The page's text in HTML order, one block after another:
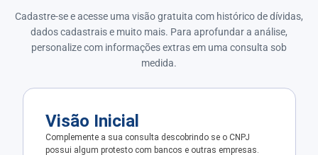
Cadastre-se e acesse uma visão gratuita com histórico de dívidas,
dados cadastrais e muito mais. Para aprofundar a análise,
personalize com informações extras em uma consulta sob
medida.
Visão Inicial
Complemente a sua consulta descobrindo se o CNPJ
possui algum protesto com bancos e outras empresas.